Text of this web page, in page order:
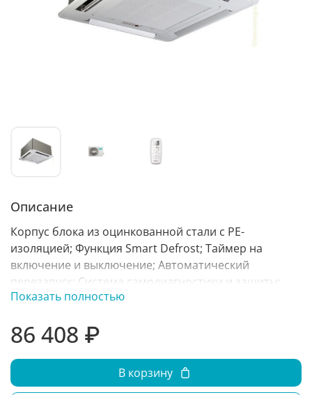
Описание
Корпус блока из оцинкованной стали с PE-
изоляцией; Функция Smart Defrost; Таймер на
включение и выключение; Автоматический
перезапуск; Система самодиагностики и защиты;
Зимний комплект;
Показать полностью
86 408 ₽
В корзину